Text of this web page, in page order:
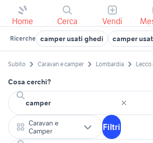
Home Cerca Vendi
Ricerche camper usati ghedi camper
Subito Caravan e camper Lombardia Lecco
Cosa cerchi?
Caravan e
Camper
Filtri